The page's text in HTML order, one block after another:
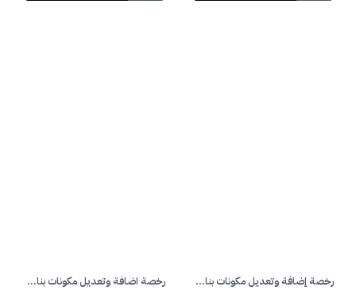
رخصة إضافة وتعديل مكونات بناء / سكني
رخصة اضافة وتعديل مكونات بناء تجاري